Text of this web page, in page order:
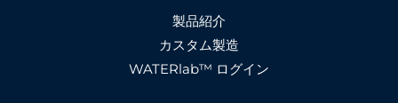
製品紹介
カスタム製造
WATERlab™ ログイン